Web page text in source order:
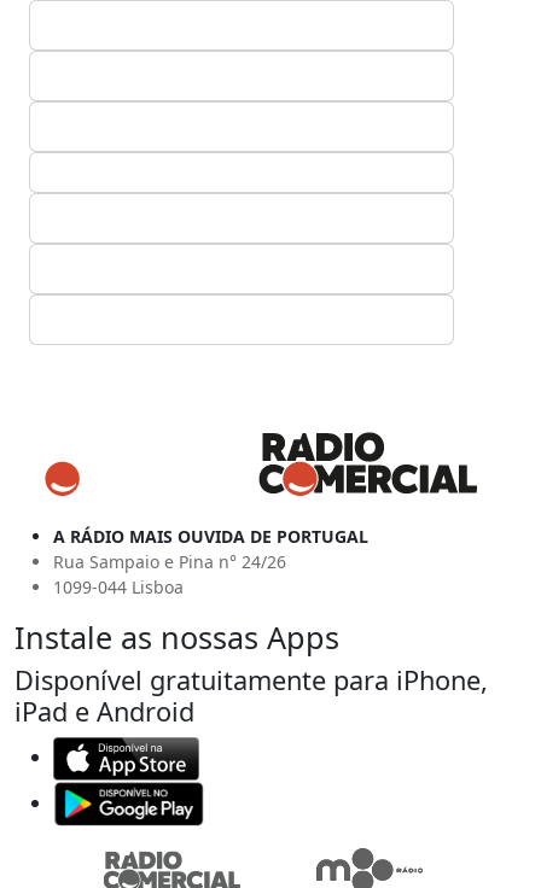
A RÁDIO MAIS OUVIDA DE PORTUGAL
Rua Sampaio e Pina n° 24/26
1099-044 Lisboa
Instale as nossas Apps
Disponível gratuitamente para iPhone,
iPad e Android